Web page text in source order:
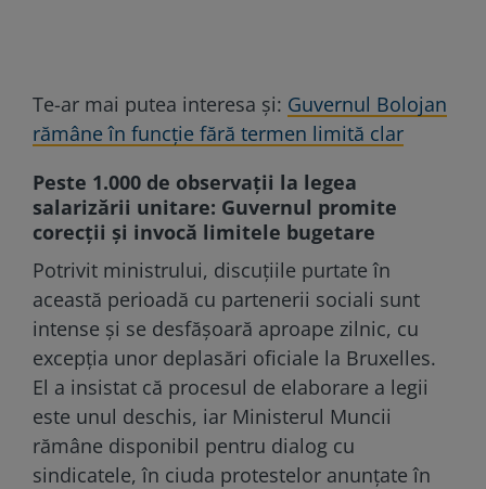
Te-ar mai putea interesa și: Guvernul Bolojan
rămâne în funcție fără termen limită clar
Peste 1.000 de observații la legea
salarizării unitare: Guvernul promite
corecții și invocă limitele bugetare
Potrivit ministrului, discuțiile purtate în
această perioadă cu partenerii sociali sunt
intense și se desfășoară aproape zilnic, cu
excepția unor deplasări oficiale la Bruxelles.
El a insistat că procesul de elaborare a legii
este unul deschis, iar Ministerul Muncii
rămâne disponibil pentru dialog cu
sindicatele, în ciuda protestelor anunțate în